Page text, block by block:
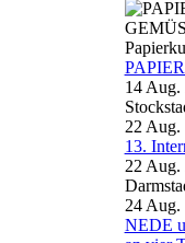
14 Aug.
22 Aug.
13.
22 Aug.
24 Aug.
NEDE